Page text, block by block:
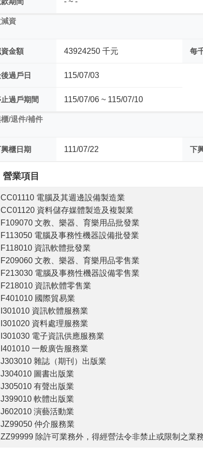
資
金額 43924250 千元 每
過戶日 115/07/03
過戶期間 115/07/06 ~ 115/07/10
/退件/補件
櫃日期 111/07/22 下
營業項目
CC01110 電腦及其週邊設備製造業
CC01120 資料儲存媒體製造及複製業
F109070 文教、樂器、育樂用品批發業
F113050 電腦及事務性機器設備批發業
F118010 資訊軟體批發業
F209060 文教、樂器、育樂用品零售業
F213030 電腦及事務性機器設備零售業
F218010 資訊軟體零售業
F401010 國際貿易業
I301010 資訊軟體服務業
I301020 資料處理服務業
I301030 電子資訊供應服務業
I401010 一般廣告服務業
J303010 雜誌（期刊）出版業
J304010 圖書出版業
J305010 有聲出版業
J399010 軟體出版業
J602010 演藝活動業
JZ99050 仲介服務業
ZZ99999 除許可業務外，得經營法令非禁止或限制之業